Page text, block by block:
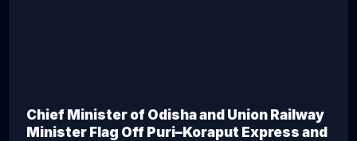
Chief Minister of Odisha and Union Railway
Minister Flag Off Puri–Koraput Express and